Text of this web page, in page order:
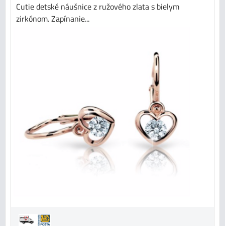
Cutie detské náušnice z ružového zlata s bielym
zirkónom. Zapínanie...